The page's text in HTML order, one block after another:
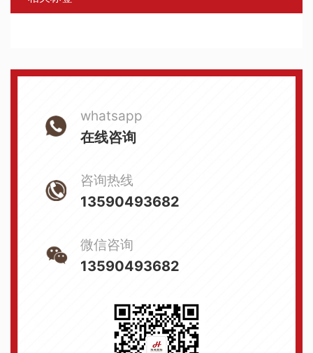
whatsapp
在线咨询
咨询热线
13590493682
微信咨询
13590493682